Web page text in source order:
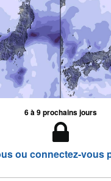
6 à 9 prochains jours
ou connectez-vous